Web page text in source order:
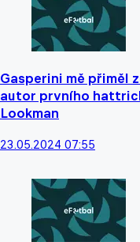
Gasperini mě přiměl
autor prvního
Lookman
23.05.2024 07:55